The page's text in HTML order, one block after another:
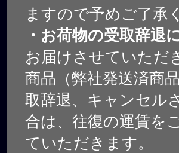
ますので予めご了承
・お荷物の受取辞退
お届けさせていただ
商品（弊社発送済商
取辞退、キャンセル
合は、往復の運賃を
ていただきます。